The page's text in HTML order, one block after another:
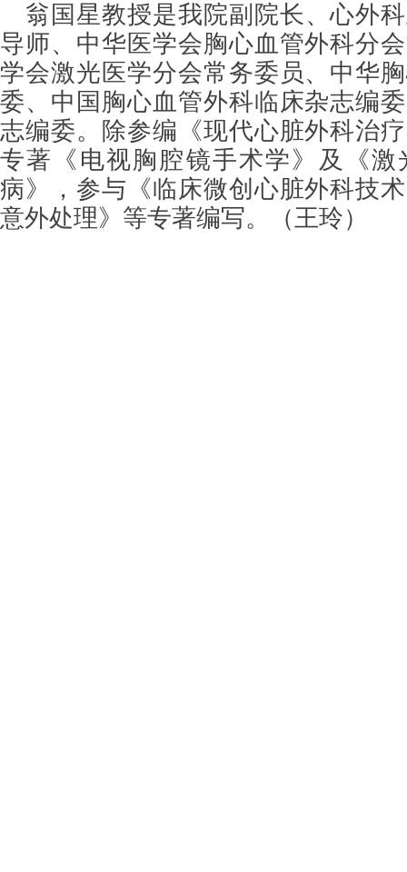
翁国星教授是我院副院长、心外
导师、中华医学会胸心血管外科分
学会激光医学分会常务委员、中华
委、中国胸心血管外科临床杂志编
志编委。除参编《现代心脏外科治
专著《电视胸腔镜手术学》及《激
病》，参与《临床微创心脏外科技
意外处理》等专著编写。（王玲）